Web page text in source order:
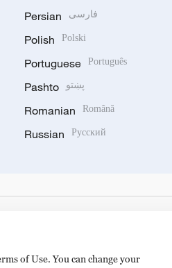
Persian فارسی
Polish Polski
Portuguese Português
Pashto پښتو
Romanian Română
Russian Русский
of Use. You can change your